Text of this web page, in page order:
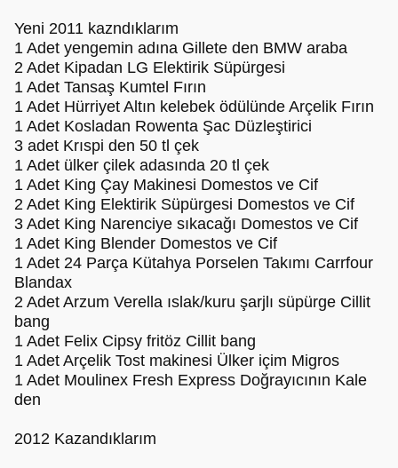
Yeni 2011 kazndıklarım
1 Adet yengemin adına Gillete den BMW araba
2 Adet Kipadan LG Elektirik Süpürgesi
1 Adet Tansaş Kumtel Fırın
1 Adet Hürriyet Altın kelebek ödülünde Arçelik Fırın
1 Adet Kosladan Rowenta Şac Düzleştirici
3 adet Krıspi den 50 tl çek
1 Adet ülker çilek adasında 20 tl çek
1 Adet King Çay Makinesi Domestos ve Cif
2 Adet King Elektirik Süpürgesi Domestos ve Cif
3 Adet King Narenciye sıkacağı Domestos ve Cif
1 Adet King Blender Domestos ve Cif
1 Adet 24 Parça Kütahya Porselen Takımı Carrfour
Blandax
2 Adet Arzum Verella ıslak/kuru şarjlı süpürge Cillit
bang
1 Adet Felix Cipsy fritöz Cillit bang
1 Adet Arçelik Tost makinesi Ülker içim Migros
1 Adet Moulinex Fresh Express Doğrayıcının Kale
den
2012 Kazandıklarım